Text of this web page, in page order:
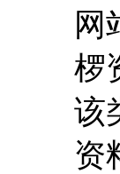
网
椤
该
资